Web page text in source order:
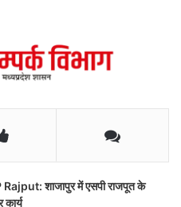
शाजापुर में एसपी राजपूत के